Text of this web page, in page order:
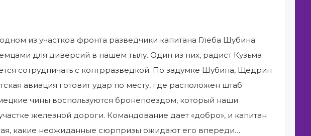
из участков фронта разведчики капитана Глеба Шубина
для диверсий в нашем тылу. Один из них, радист Кузьма
сотрудничать с контрразведкой. По задумке Шубина, Щедрин
авиация готовит удар по месту, где расположен штаб
чины воспользуются бронепоездом, который наши
железной дороги. Командование дает «добро», и капитан
какие неожиданные сюрпризы ожидают его впереди…